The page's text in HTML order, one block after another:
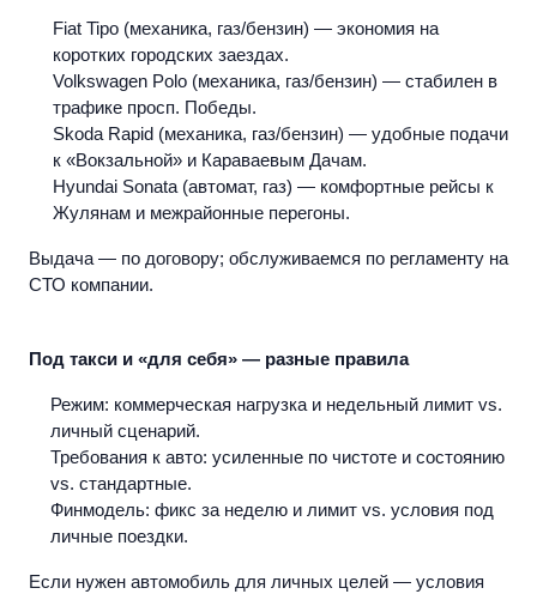
Fiat Tipo (механика, газ/бензин) — экономия на
коротких городских заездах.
Volkswagen Polo (механика, газ/бензин) — стабилен в
трафике просп. Победы.
Skoda Rapid (механика, газ/бензин) — удобные подачи
к «Вокзальной» и Караваевым Дачам.
Hyundai Sonata (автомат, газ) — комфортные рейсы к
Жулянам и межрайонные перегоны.
Выдача — по договору; обслуживаемся по регламенту на
СТО компании.
Под такси и «для себя» — разные правила
Режим: коммерческая нагрузка и недельный лимит vs.
личный сценарий.
Требования к авто: усиленные по чистоте и состоянию
vs. стандартные.
Финмодель: фикс за неделю и лимит vs. условия под
личные поездки.
Если нужен автомобиль для личных целей — условия